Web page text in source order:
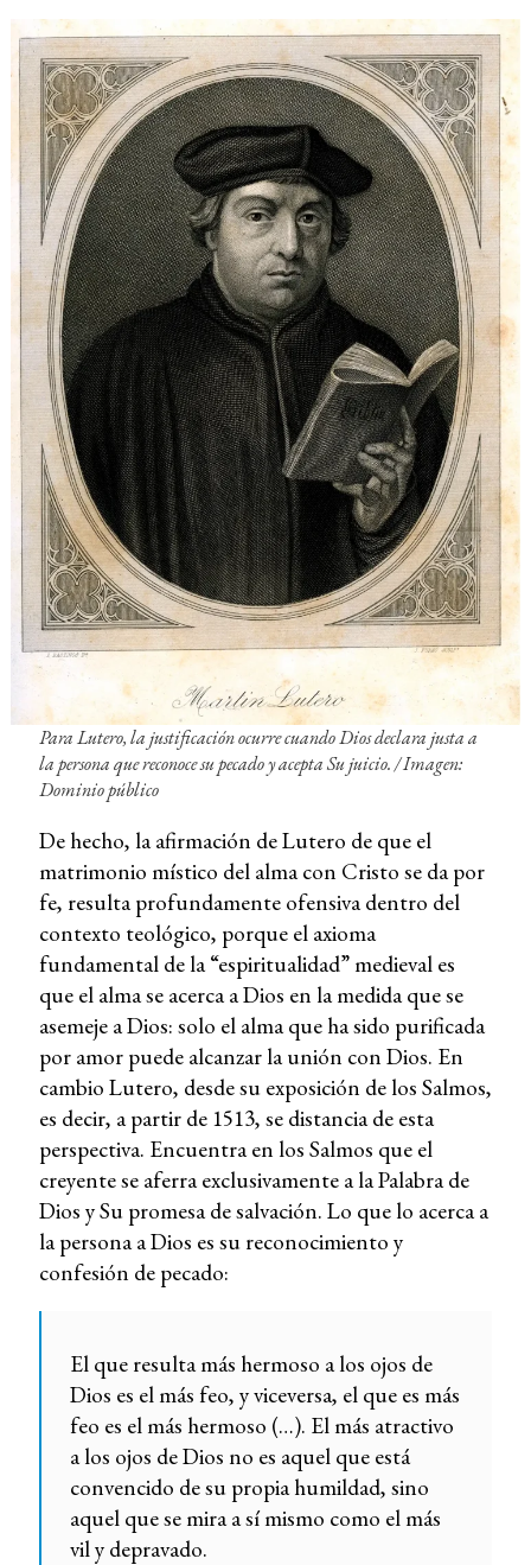
Para Lutero, la justificación ocurre cuando Dios declara justa a
la persona que reconoce su pecado y acepta Su juicio. / Imagen:
Dominio público
De hecho, la afirmación de Lutero de que el
matrimonio místico del alma con Cristo se da por
fe, resulta profundamente ofensiva dentro del
contexto teológico, porque el axioma
fundamental de la “espiritualidad” medieval es
que el alma se acerca a Dios en la medida que se
asemeje a Dios: solo el alma que ha sido purificada
por amor puede alcanzar la unión con Dios. En
cambio Lutero, desde su exposición de los Salmos,
es decir, a partir de 1513, se distancia de esta
perspectiva. Encuentra en los Salmos que el
creyente se aferra exclusivamente a la Palabra de
Dios y Su promesa de salvación. Lo que lo acerca a
la persona a Dios es su reconocimiento y
confesión de pecado:
El que resulta más hermoso a los ojos de
Dios es el más feo, y viceversa, el que es más
feo es el más hermoso (…). El más atractivo
a los ojos de Dios no es aquel que está
convencido de su propia humildad, sino
aquel que se mira a sí mismo como el más
vil y depravado.